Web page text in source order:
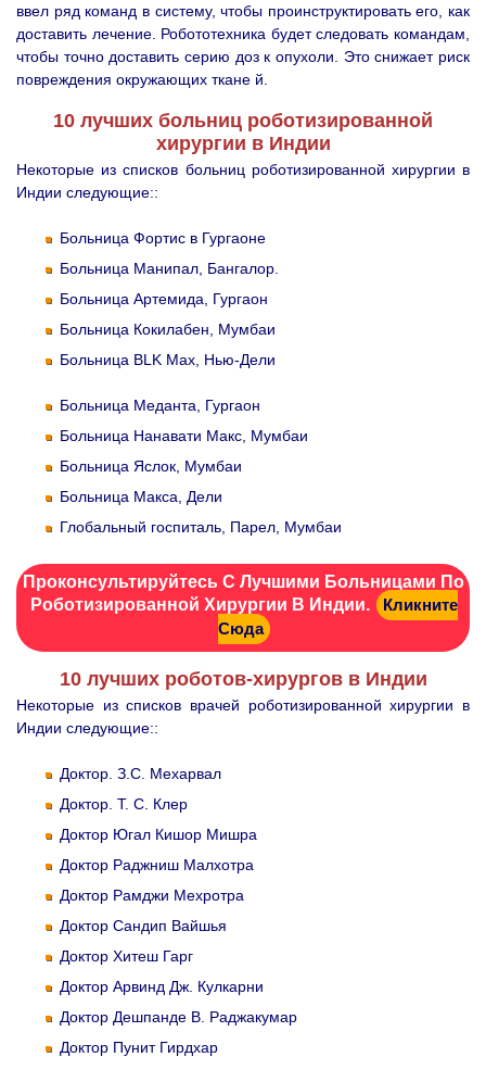
ввел ряд команд в систему, чтобы проинструктировать его, как
доставить лечение. Робототехника будет следовать командам,
чтобы точно доставить серию доз к опухоли. Это снижает риск
повреждения окружающих ткане й.
10 лучших больниц роботизированной
хирургии в Индии
Некоторые из списков больниц роботизированной хирургии в
Индии следующие::
Больница Фортис в Гургаоне
Больница Манипал, Бангалор.
Больница Артемида, Гургаон
Больница Кокилабен, Мумбаи
Больница BLK Max, Нью-Дели
Больница Меданта, Гургаон
Больница Нанавати Макс, Мумбаи
Больница Яслок, Мумбаи
Больница Макса, Дели
Глобальный госпиталь, Парел, Мумбаи
Проконсультируйтесь С Лучшими Больницами По
Роботизированной Хирургии В Индии.
Кликните
Сюда
10 лучших роботов-хирургов в Индии
Некоторые из списков врачей роботизированной хирургии в
Индии следующие::
Доктор. З.С. Мехарвал
Доктор. Т. С. Клер
Доктор Югал Кишор Мишра
Доктор Раджниш Малхотра
Доктор Рамджи Мехротра
Доктор Сандип Вайшья
Доктор Хитеш Гарг
Доктор Арвинд Дж. Кулкарни
Доктор Дешпанде В. Раджакумар
Доктор Пунит Гирдхар